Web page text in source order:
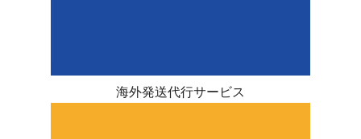
海外発送代行サービス